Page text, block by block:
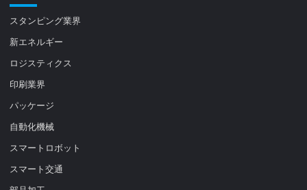
スタンピング業界
新エネルギー
ロジスティクス
印刷業界
パッケージ
自動化機械
スマートロボット
スマート交通